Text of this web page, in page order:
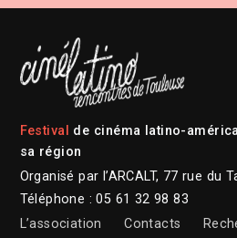
Festival de cinéma latino-
sa région
Organisé par l’ARCALT, 77 rue du
Téléphone : 05 61 32 98 83
L’association
Contacts